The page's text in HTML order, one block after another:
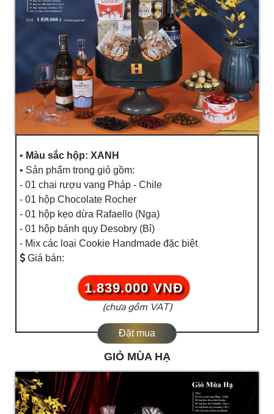
• Màu sắc hộp: XANH
• Sản phẩm trong giỏ gồm:
- 01 chai rượu vang Pháp - Chile
- 01 hộp Chocolate Rocher
- 01 hộp kẹo dừa Rafaello (Nga)
- 01 hộp bánh quy Desobry (Bỉ)
- Mix các loại Cookie Handmade đặc biệt
Giá bán:
1.839.000 VNĐ
(chưa gồm VAT)
Đặt mua
GIỎ MÙA HẠ